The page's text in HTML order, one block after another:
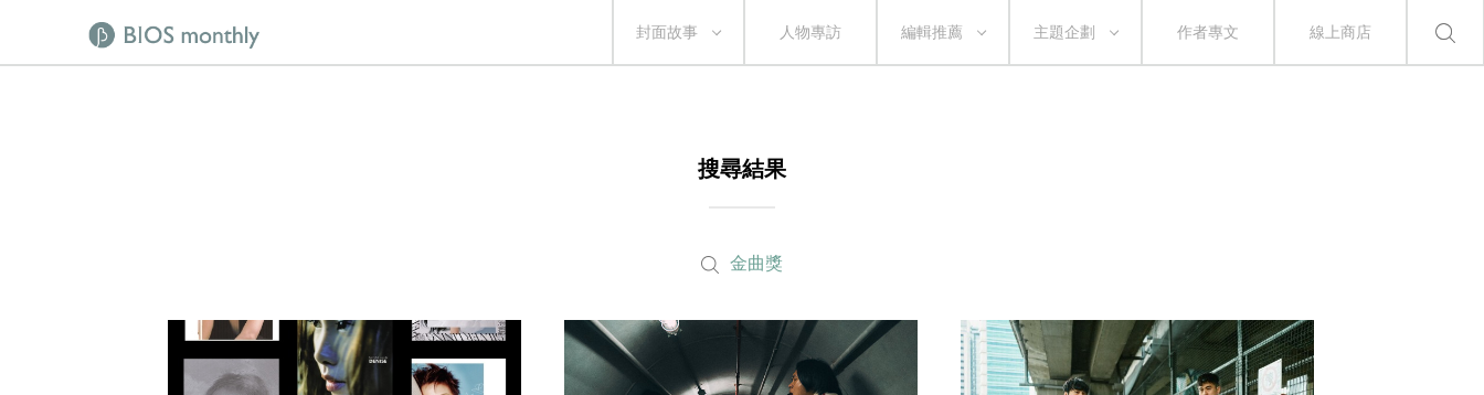
封面故事 人物專訪 編輯推薦 主題企劃 作者專文 線上商店
搜尋結果
金曲獎